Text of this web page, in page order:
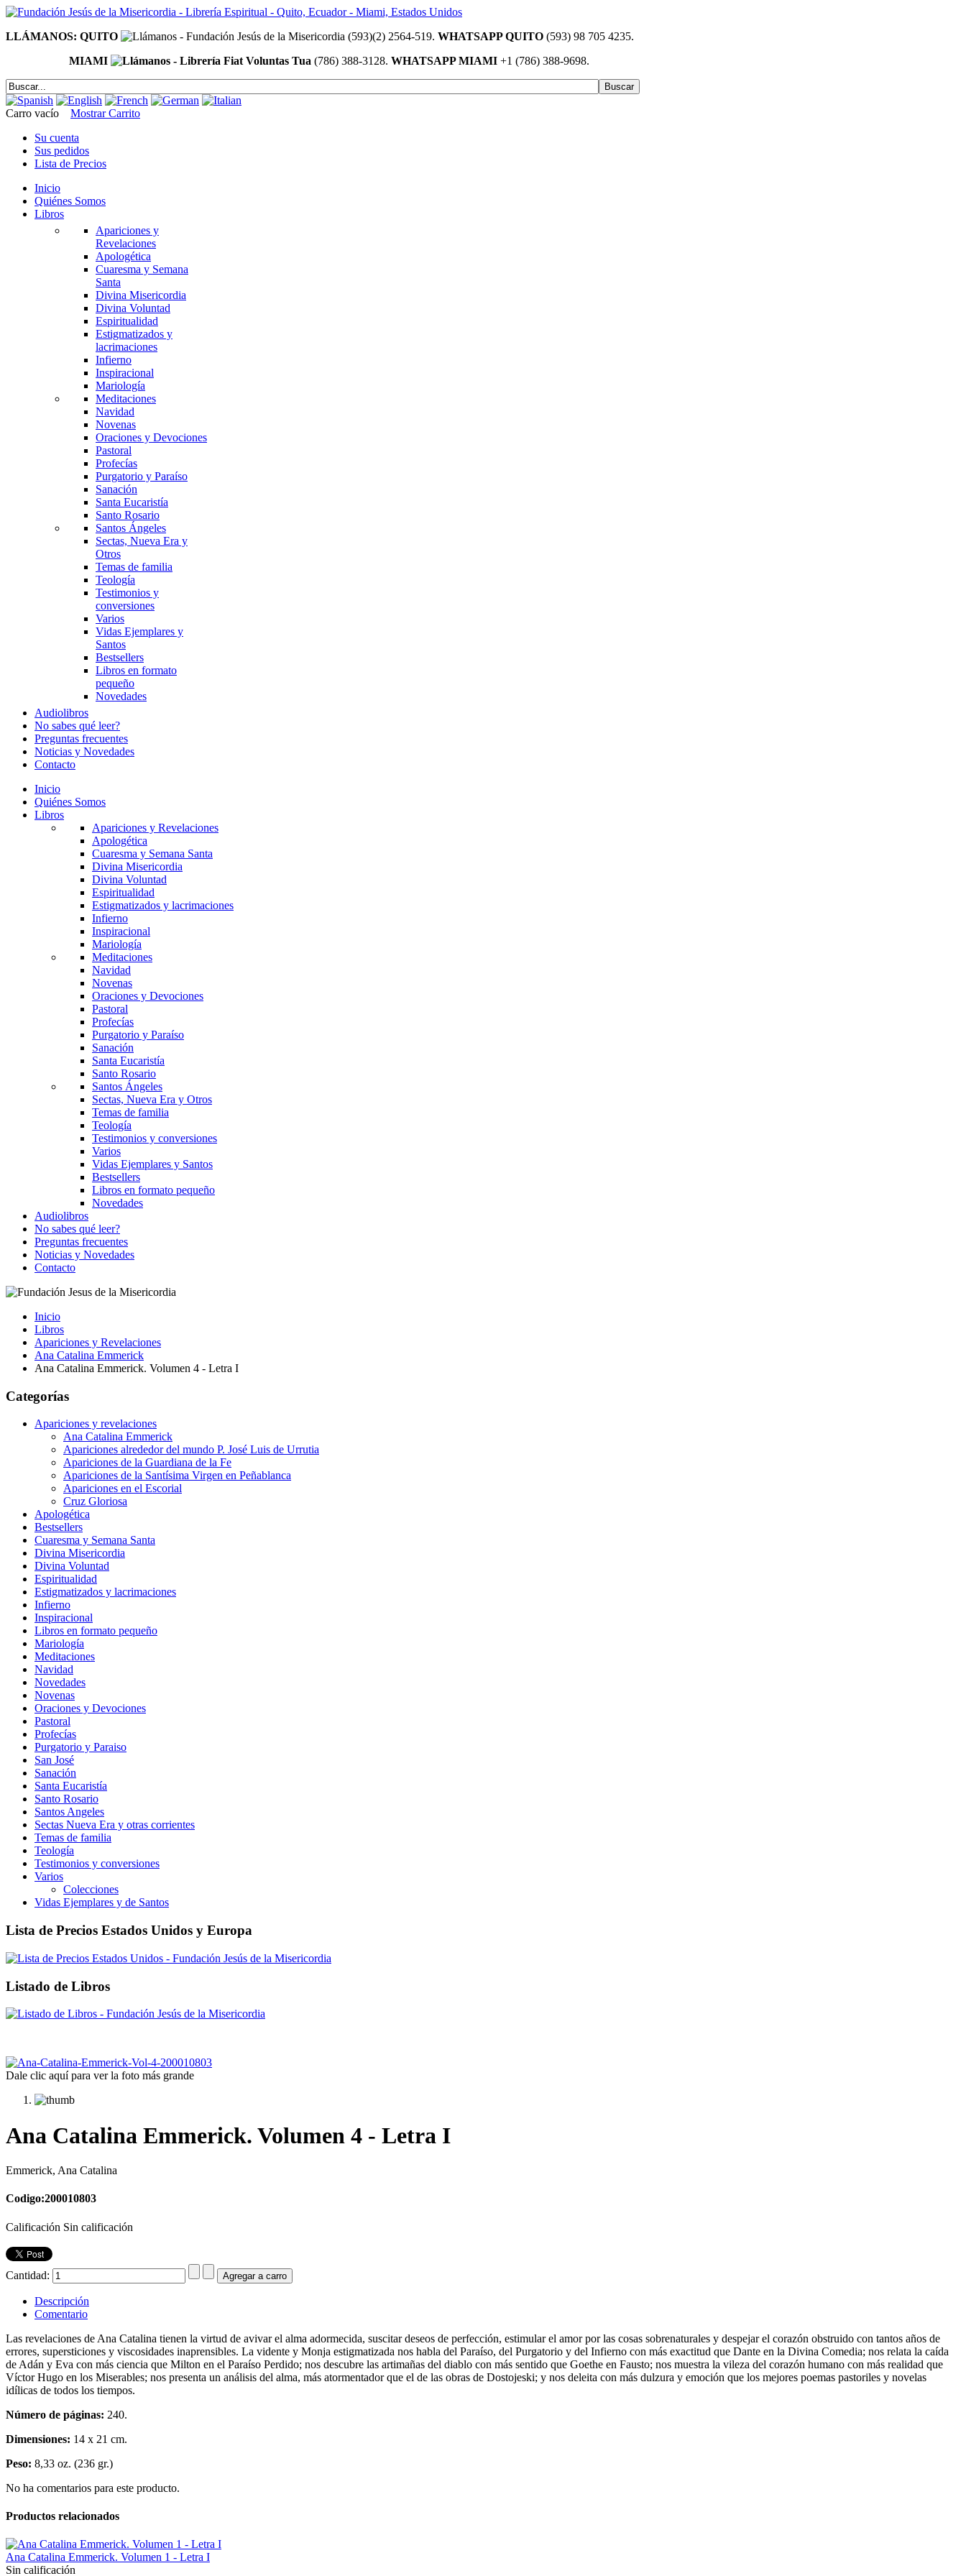
LLÁMANOS: QUITO (593)(2) 2564-519. WHATSAPP QUITO (593) 98 705 4235.
MIAMI
(786) 388-3128. WHATSAPP MIAMI +1 (786) 388-9698.
Carro vacío
Mostrar Carrito
Su cuenta
Sus pedidos
Lista de Precios
Inicio
Quiénes Somos
Libros
Apariciones y
Revelaciones
Apologética
Cuaresma y Semana
Santa
Divina Misericordia
Divina Voluntad
Espiritualidad
Estigmatizados y
lacrimaciones
Infierno
Inspiracional
Mariología
Meditaciones
Navidad
Novenas
Oraciones y Devociones
Pastoral
Profecías
Purgatorio y Paraíso
Sanación
Santa Eucaristía
Santo Rosario
Santos Ángeles
Sectas, Nueva Era y
Otros
Temas de familia
Teología
Testimonios y
conversiones
Varios
Vidas Ejemplares y
Santos
Bestsellers
Libros en formato
pequeño
Novedades
Audiolibros
No sabes qué leer?
Preguntas frecuentes
Noticias y Novedades
Contacto
Inicio
Quiénes Somos
Libros
Apariciones y Revelaciones
Apologética
Cuaresma y Semana Santa
Divina Misericordia
Divina Voluntad
Espiritualidad
Estigmatizados y lacrimaciones
Infierno
Inspiracional
Mariología
Meditaciones
Navidad
Novenas
Oraciones y Devociones
Pastoral
Profecías
Purgatorio y Paraíso
Sanación
Santa Eucaristía
Santo Rosario
Santos Ángeles
Sectas, Nueva Era y Otros
Temas de familia
Teología
Testimonios y conversiones
Varios
Vidas Ejemplares y Santos
Bestsellers
Libros en formato pequeño
Novedades
Audiolibros
No sabes qué leer?
Preguntas frecuentes
Noticias y Novedades
Contacto
Inicio
Libros
Apariciones y Revelaciones
Ana Catalina Emmerick
Ana Catalina Emmerick. Volumen 4 - Letra I
Categorías
Apariciones y revelaciones
Ana Catalina Emmerick
Apariciones alrededor del mundo P. José Luis de Urrutia
Apariciones de la Guardiana de la Fe
Apariciones de la Santísima Virgen en Peñablanca
Apariciones en el Escorial
Cruz Gloriosa
Apologética
Bestsellers
Cuaresma y Semana Santa
Divina Misericordia
Divina Voluntad
Espiritualidad
Estigmatizados y lacrimaciones
Infierno
Inspiracional
Libros en formato pequeño
Mariología
Meditaciones
Navidad
Novedades
Novenas
Oraciones y Devociones
Pastoral
Profecías
Purgatorio y Paraiso
San José
Sanación
Santa Eucaristía
Santo Rosario
Santos Angeles
Sectas Nueva Era y otras corrientes
Temas de familia
Teología
Testimonios y conversiones
Varios
Colecciones
Vidas Ejemplares y de Santos
Lista de Precios Estados Unidos y Europa
Listado de Libros
Dale clic aquí para ver la foto más grande
Ana Catalina Emmerick. Volumen 4 - Letra I
Emmerick, Ana Catalina
Codigo:200010803
Calificación Sin calificación
Cantidad:
Descripción
Comentario
Las revelaciones de Ana Catalina tienen la virtud de avivar el alma adormecida, suscitar deseos de perfección, estimular el amor por las cosas sobrenaturales y despejar el corazón obstruido con tantos años de
errores, supersticiones y viscosidades inaprensibles. La vidente y Monja estigmatizada nos habla del Paraíso, del Purgatorio y del Infierno con más exactitud que Dante en la Divina Comedia; nos relata la caída
de Adán y Eva con más ciencia que Milton en el Paraíso Perdido; nos descubre las artimañas del diablo con más sentido que Goethe en Fausto; nos muestra la vileza del corazón humano con más realidad que
Víctor Hugo en los Miserables; nos presenta un análisis del alma, más atormentador que el de las obras de Dostojeski; y nos deleita con más dulzura y emoción que los mejores poemas pastoriles y novelas
idílicas de todos los tiempos.
Número de páginas: 240.
Dimensiones: 14 x 21 cm.
Peso: 8,33 oz. (236 gr.)
No ha comentarios para este producto.
Productos relacionados
Ana Catalina Emmerick. Volumen 1 - Letra I
Sin calificación